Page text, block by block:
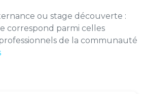
ou stage découverte :
correspond parmi celles
de la communauté